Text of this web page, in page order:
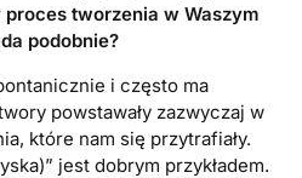
tworzenia w Waszym
podobnie?
i często ma
powstawały zazwyczaj w
które nam się przytrafiały.
jest dobrym przykładem.